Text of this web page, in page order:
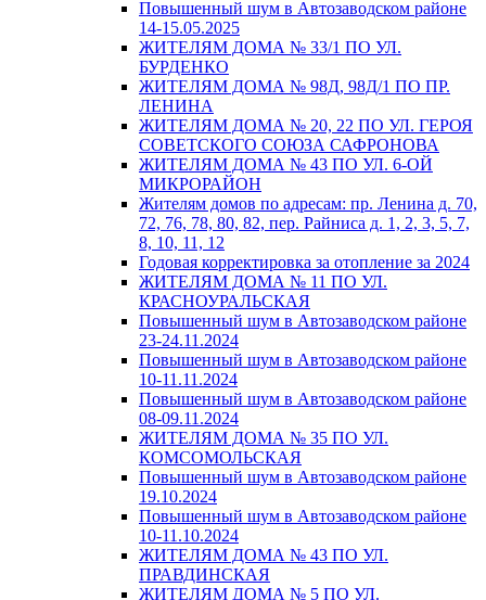
Повышенный шум в Автозаводском районе
14-15.05.2025
ЖИТЕЛЯМ ДОМА № 33/1 ПО УЛ.
БУРДЕНКО
ЖИТЕЛЯМ ДОМА № 98Д, 98Д/1 ПО ПР.
ЛЕНИНА
ЖИТЕЛЯМ ДОМА № 20, 22 ПО УЛ. ГЕРОЯ
СОВЕТСКОГО СОЮЗА САФРОНОВА
ЖИТЕЛЯМ ДОМА № 43 ПО УЛ. 6-ОЙ
МИКРОРАЙОН
Жителям домов по адресам: пр. Ленина д. 70,
72, 76, 78, 80, 82, пер. Райниса д. 1, 2, 3, 5, 7,
8, 10, 11, 12
Годовая корректировка за отопление за 2024
ЖИТЕЛЯМ ДОМА № 11 ПО УЛ.
КРАСНОУРАЛЬСКАЯ
Повышенный шум в Автозаводском районе
23-24.11.2024
Повышенный шум в Автозаводском районе
10-11.11.2024
Повышенный шум в Автозаводском районе
08-09.11.2024
ЖИТЕЛЯМ ДОМА № 35 ПО УЛ.
КОМСОМОЛЬСКАЯ
Повышенный шум в Автозаводском районе
19.10.2024
Повышенный шум в Автозаводском районе
10-11.10.2024
ЖИТЕЛЯМ ДОМА № 43 ПО УЛ.
ПРАВДИНСКАЯ
ЖИТЕЛЯМ ДОМА № 5 ПО УЛ.